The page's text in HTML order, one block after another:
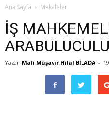
Ana Sayfa Makaleler
İŞ
Yazar Mali Müşavir Hilal BİLADA -